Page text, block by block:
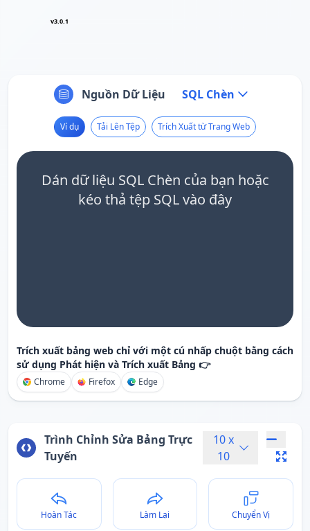
v3.0.1
Nguồn Dữ Liệu SQL Chèn
Ví dụ Tải Lên Tệp Trích Xuất từ Trang Web
Dán dữ liệu SQL Chèn của bạn hoặc
kéo thả tệp SQL vào đây
Trích xuất bảng web chỉ với một cú nhấp chuột bằng cách
sử dụng Phát hiện và Trích xuất Bảng 👉
Chrome Firefox Edge
Trình Chỉnh Sửa Bảng Trực
Tuyến
10x
10
Hoàn Tác Làm Lại Chuyển Vị